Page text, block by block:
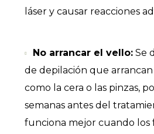
láser y causar reacciones
No arrancar el vello: Se
de depilación que
como la cera o las pinzas,
semanas antes del
funciona mejor cuando los